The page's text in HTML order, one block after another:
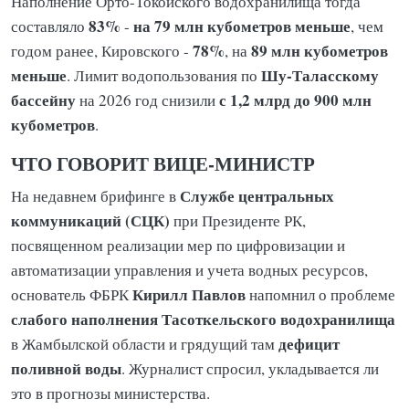
составляло 83% - на 79 млн кубометров меньше, чем
годом ранее, Кировского - 78%, на89 млн кубометров
меньше. Лимит водопользования по Шу-Таласскому
бассейнуна 2026 год снизилис 1,2 млрд до 900 млн
кубометров.
ЧТО ГОВОРИТ ВИЦЕ-МИНИСТР
На недавнем брифинге вСлужбе центральных
коммуникаций (СЦК) при Президенте РК,
посвященном реализации мер по цифровизации и
автоматизации управления и учета водных ресурсов,
основатель ФБРККирилл Павловнапомнил о проблеме
слабого наполнения Тасоткельского водохранилища
в Жамбылской области и грядущий тамдефицит
поливной воды. Журналист спросил, укладывается ли
это в прогнозы министерства.